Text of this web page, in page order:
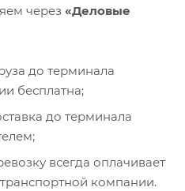
через «Деловые
до терминала
бесплатна;
до терминала
всегда оплачивает
компании.